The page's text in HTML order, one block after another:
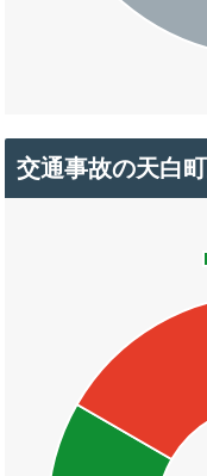
交通事故の天白